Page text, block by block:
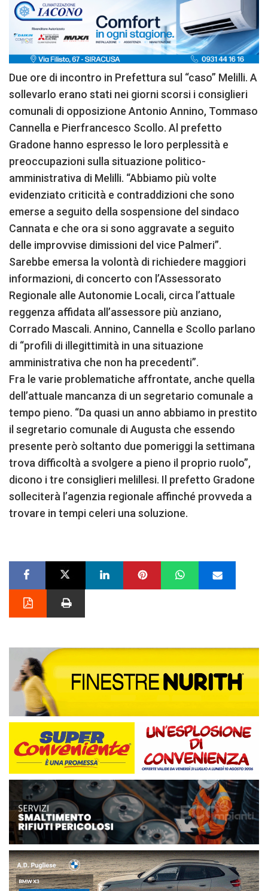
Due ore di incontro in Prefettura sul “caso” Melilli. A
sollevarlo erano stati nei giorni scorsi i consiglieri
comunali di opposizione Antonio Annino, Tommaso
Cannella e Pierfrancesco Scollo. Al prefetto
Gradone hanno espresso le loro perplessità e
preoccupazioni sulla situazione politico-
amministrativa di Melilli. “Abbiamo più volte
evidenziato criticità e contraddizioni che sono
emerse a seguito della sospensione del sindaco
Cannata e che ora si sono aggravate a seguito
delle improvvise dimissioni del vice Palmeri”.
Sarebbe emersa la volontà di richiedere maggiori
informazioni, di concerto con l’Assessorato
Regionale alle Autonomie Locali, circa l’attuale
reggenza affidata all’assessore più anziano,
Corrado Mascali. Annino, Cannella e Scollo parlano
di “profili di illegittimità in una situazione
amministrativa che non ha precedenti”.
Fra le varie problematiche affrontate, anche quella
dell’attuale mancanza di un segretario comunale a
tempo pieno. “Da quasi un anno abbiamo in prestito
il segretario comunale di Augusta che essendo
presente però soltanto due pomeriggi la settimana
trova difficoltà a svolgere a pieno il proprio ruolo”,
dicono i tre consiglieri melillesi. Il prefetto Gradone
solleciterà l’agenzia regionale affinché provveda a
trovare in tempi celeri una soluzione.